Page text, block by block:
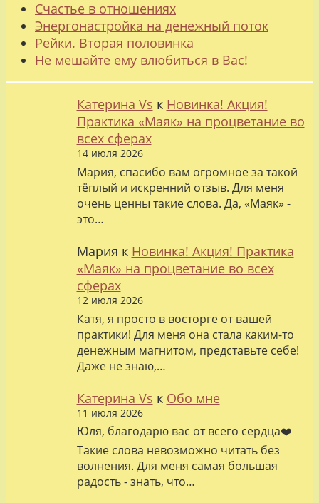
Счастье в отношениях
Энергонастройка на денежный поток
Рейки. Вторая половинка
Не мешайте ему влюбиться в Вас!
Катерина Vs к Новинка! Акция!
Практика «Маяк» на процветание во
всех сферах
14 июля 2026
Мария, спасибо вам огромное за такой
тёплый и искренний отзыв. Для меня
очень ценны такие слова. Да, «Маяк» -
это…
Мария к Новинка! Акция! Практика
«Маяк» на процветание во всех
сферах
12 июля 2026
Катя, я просто в восторге от вашей
практики! Для меня она стала каким-то
денежным магнитом, представьте себе!
Даже не знаю,…
Катерина Vs к Обо мне
11 июля 2026
Юля, благодарю вас от всего сердца❤️
Такие слова невозможно читать без
волнения. Для меня самая большая
радость - знать, что…